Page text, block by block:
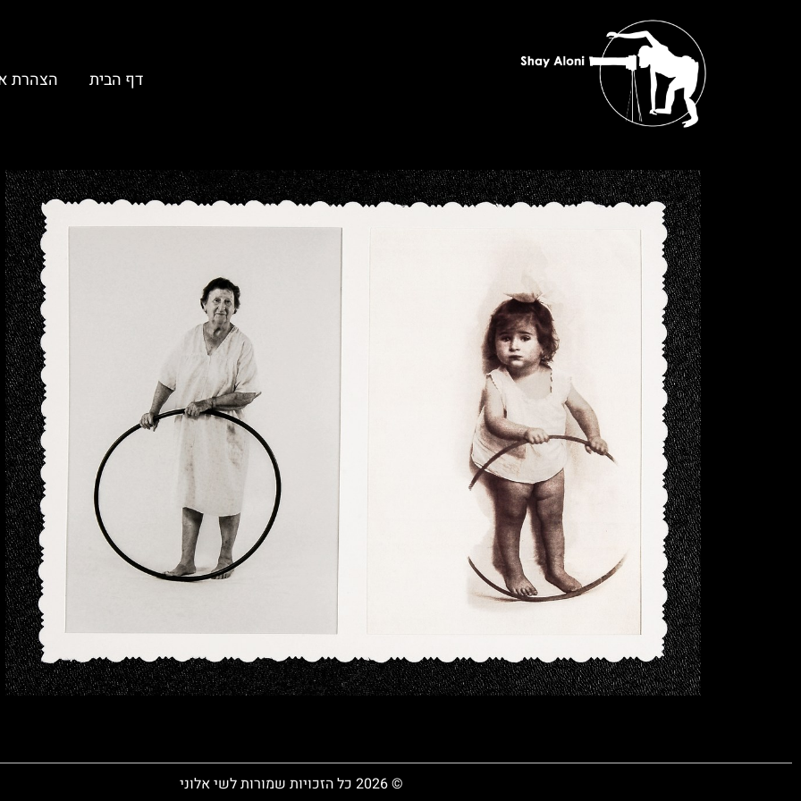
דף הבית הצהרת
© 2026 כל הזכויות שמורות לשי אלוני